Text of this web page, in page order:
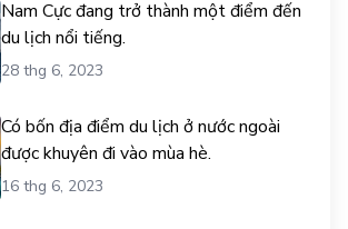
Nam Cực đang trở thành một điểm đến
du lịch nổi tiếng.
28 thg 6, 2023
Có bốn địa điểm du lịch ở nước ngoài
được khuyên đi vào mùa hè.
16 thg 6, 2023